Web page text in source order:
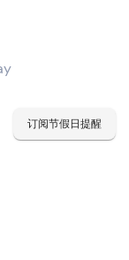
订阅节假日提醒